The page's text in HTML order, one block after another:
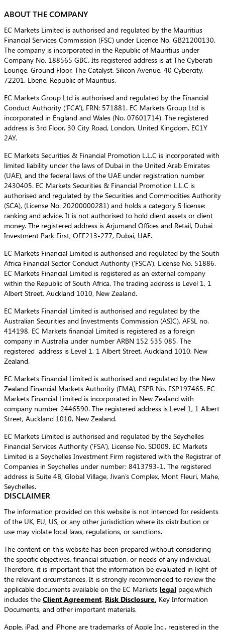
ABOUT THE COMPANY
EC Markets Limited is authorised and regulated by the Mauritius
Financial Services Commission (FSC) under Licence No. GB21200130.
The company is incorporated in the Republic of Mauritius under
Company No. 188565 GBC. Its registered address is at The Cyberati
Lounge, Ground Floor, The Catalyst, Silicon Avenue, 40 Cybercity,
72201, Ebene, Republic of Mauritius.
EC Markets Group Ltd is authorised and regulated by the Financial
Conduct Authority (‘FCA’), FRN: 571881. EC Markets Group Ltd is
incorporated in England and Wales (No. 07601714). The registered
address is 3rd Floor, 30 City Road, London, United Kingdom, EC1Y
2AY.
EC Markets Securities & Financial Promotion L.L.C is incorporated with
limited liability under the laws of Dubai in the United Arab Emirates
(UAE), and the federal laws of the UAE under registration number
2430405. EC Markets Securities & Financial Promotion L.L.C is
authorised and regulated by the Securities and Commodities Authority
(SCA), (License No. 20200000281) and holds a category 5 license:
ranking and advice. It is not authorised to hold client assets or client
money. The registered address is Arjumand Offices and Retail, Dubai
Investment Park First, OFF213-277, Dubai, UAE.
EC Markets Financial Limited is authorised and regulated by the South
Africa Financial Sector Conduct Authority (‘FSCA’), License No. 51886.
EC Markets Financial Limited is registered as an external company
within the Republic of South Africa. The trading address is Level 1, 1
Albert Street, Auckland 1010, New Zealand.
EC Markets Financial Limited is authorised and regulated by the
Australian Securities and Investments Commission (ASIC), AFSL no.
414198. EC Markets financial Limited is registered as a foreign
company in Australia under number ARBN 152 535 085. The
registered address is Level 1, 1 Albert Street, Auckland 1010, New
Zealand.
EC Markets Financial Limited is authorised and regulated by the New
Zealand Financial Markets Authority (FMA), FSPR No. FSP197465. EC
Markets Financial Limited is incorporated in New Zealand with
company number 2446590. The registered address is Level 1, 1 Albert
Street, Auckland 1010, New Zealand.
EC Markets Limited is authorised and regulated by the Seychelles
Financial Services Authority (‘FSA’), License No. SD009. EC Markets
Limited is a Seychelles Investment Firm registered with the Registrar of
Companies in Seychelles under number: 8413793-1. The registered
address is Suite 4B, Global Village, Jivan’s Complex, Mont Fleuri, Mahe,
Seychelles.
DISCLAIMER
The information provided on this website is not intended for residents
of the UK, EU, US, or any other jurisdiction where its distribution or
use may violate local laws, regulations, or sanctions.
The content on this website has been prepared without considering
the specific objectives, financial situation, or needs of any individual.
Therefore, it is important that the information be evaluated in light of
the relevant circumstances. It is strongly recommended to review the
applicable documents available on the EC Markets legal page,which
includes the Client Agreement, Risk Disclosure Key Information
Documents, and other important materials.
Apple, iPad, and iPhone are trademarks of Apple Inc., registered in the